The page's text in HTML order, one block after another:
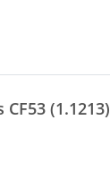
(1.1213)